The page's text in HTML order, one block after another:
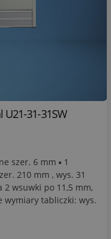
31-31SW
szer. 6 mm ▪ 1
210 mm , wys. 31
2 wsuwki po 11,5 mm,
wymiary tabliczki: wys.